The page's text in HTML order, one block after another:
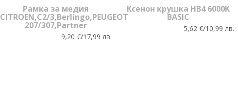
Рамка за медия
CITROEN,C2/3,Berlingo,PEUGEOT
207/307,Partner
9,20 €/17,99 лв.
Ксенон крушка HB4 6000K
BASIC
5,62 €/10,99 лв.